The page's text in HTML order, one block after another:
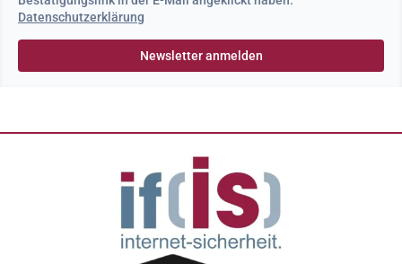
Datenschutzerklärung